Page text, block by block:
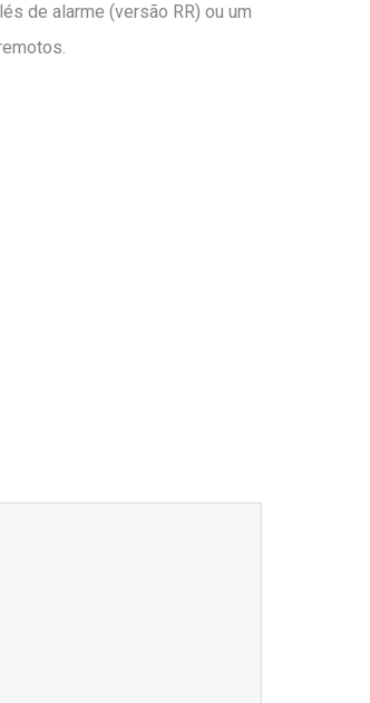
de alarme (versão RR) ou um